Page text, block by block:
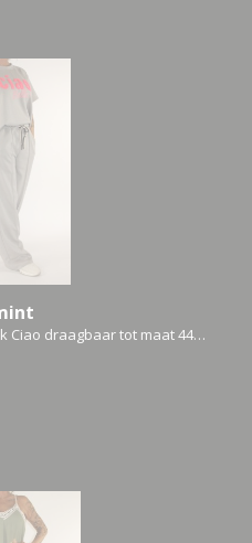
Ciao draagbaar tot maat 44…